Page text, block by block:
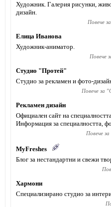
Художник. Галерия рисунки,
дизайн.
Повече
Елица Иванова
Художник-аниматор.
Повече
Студио "Протей"
Студио за рекламен и фото-
Повече за "
Рекламен дизайн
Официален сайт на
Информация за специалността,
Повече
MyFreshes
Блог за нестандартни и свежи
Хармони
Специализирано студио за